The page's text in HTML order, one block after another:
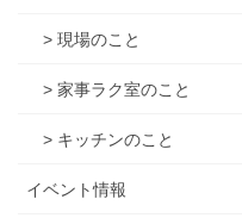
> 現場のこと
> 家事ラク室のこと
> キッチンのこと
イベント情報